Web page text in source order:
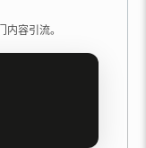
容引流。